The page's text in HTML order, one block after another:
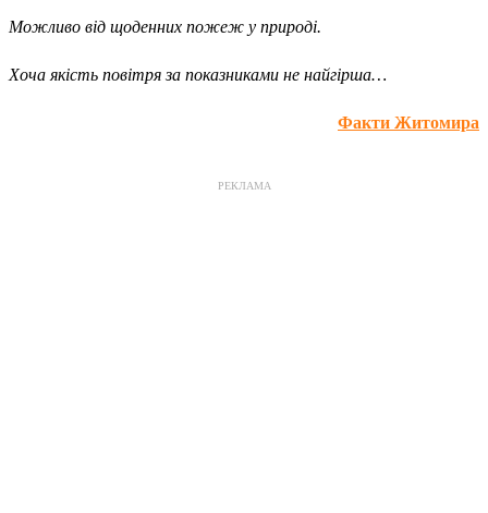
Можливо від щоденних пожеж у природі.
Хоча якість повітря за показниками не найгірша…
Факти Житомира
РЕКЛАМА